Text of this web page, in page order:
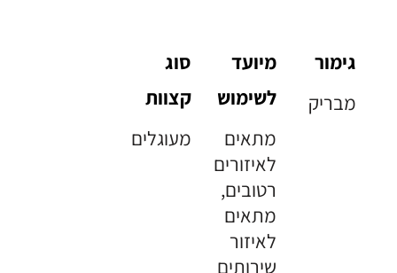
גימור
מבריק
מיועד
לשימוש
מתאים
לאיזורים
רטובים,
מתאים
לאיזור
שירותים
סוג
קצוות
מעוגלים